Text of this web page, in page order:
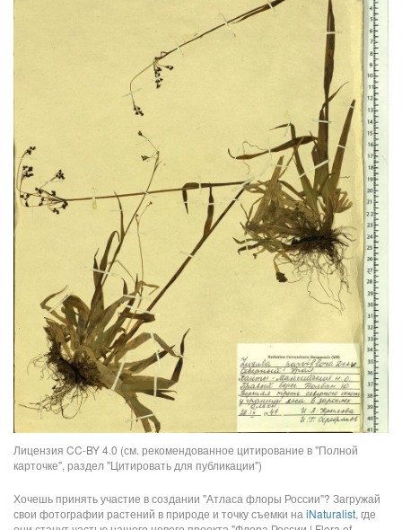
Лицензия CC-BY 4.0 (см. рекомендованное цитирование в "Полной
карточке", раздел "Цитировать для публикации")
Хочешь принять участие в создании "Атласа флоры России"? Загружай
свои фотографии растений в природе и точку съемки наiNaturalist, где